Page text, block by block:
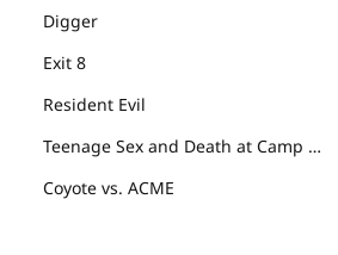
Digger
Exit 8
Resident Evil
Teenage Sex and Death at Camp Miasma
Coyote vs. ACME